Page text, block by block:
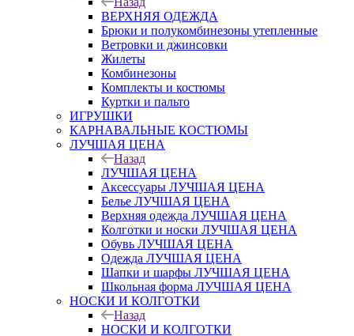
ВЕРХНЯЯ ОДЕЖДА
Брюки и полукомбинезоны утепленные
Ветровки и джинсовки
Жилеты
Комбинезоны
Комплекты и костюмы
Куртки и пальто
ИГРУШКИ
КАРНАВАЛЬНЫЕ КОСТЮМЫ
ЛУЧШАЯ ЦЕНА
Назад
ЛУЧШАЯ ЦЕНА
Аксессуары ЛУЧШАЯ ЦЕНА
Белье ЛУЧШАЯ ЦЕНА
Верхняя одежда ЛУЧШАЯ ЦЕНА
Колготки и носки ЛУЧШАЯ ЦЕНА
Обувь ЛУЧШАЯ ЦЕНА
Одежда ЛУЧШАЯ ЦЕНА
Шапки и шарфы ЛУЧШАЯ ЦЕНА
Школьная форма ЛУЧШАЯ ЦЕНА
НОСКИ И КОЛГОТКИ
Назад
НОСКИ И КОЛГОТКИ